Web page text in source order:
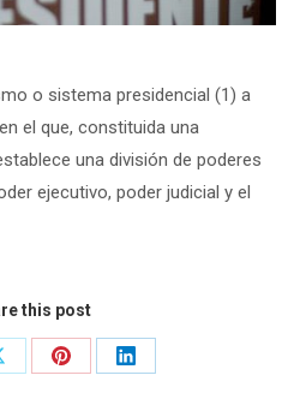
o sistema presidencial (1) a
el que, constituida una
una división de poderes
ejecutivo, poder judicial y el
this post
Share
Share